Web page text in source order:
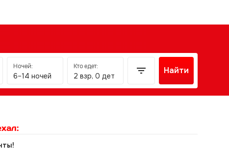
Ночей:
6–14 ночей
Кто едет:
2 взр, 0 дет
Найти